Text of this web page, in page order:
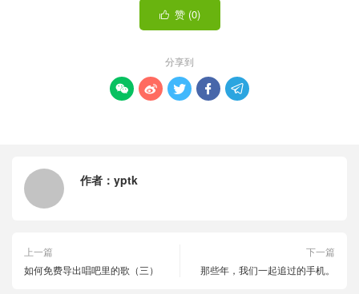
 赞 (0)
分享到
    
作者： yptk
上一篇
如何免费导出唱吧里的歌（三）
下一篇
那些年，我们一起追过的手机。